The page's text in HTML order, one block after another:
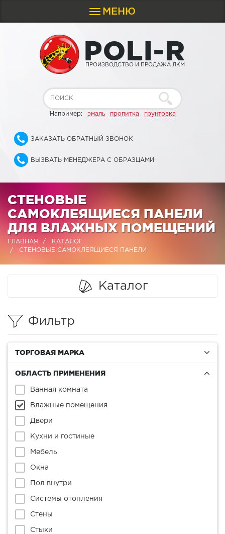
Toggle
navigation
МЕНЮ
POLI-R
ПРОИЗВОДСТВО И ПРОДАЖА ЛКМ
Например: эмаль пропитка грунтовка
ЗАКАЗАТЬ ОБРАТНЫЙ ЗВОНОК
ВЫЗВАТЬ МЕНЕДЖЕРА С ОБРАЗЦАМИ
СТЕНОВЫЕ
САМОКЛЕЯЩИЕСЯ ПАНЕЛИ
ДЛЯ ВЛАЖНЫХ ПОМЕЩЕНИЙ
ГЛАВНАЯ
КАТАЛОГ
СТЕНОВЫЕ САМОКЛЕЯЩИЕСЯ ПАНЕЛИ
Каталог
Фильтр
ТОРГОВАЯ МАРКА
ОБЛАСТЬ ПРИМЕНЕНИЯ
Ванная комната
Влажные помещения
Двери
Кухни и гостиные
Мебель
Окна
Пол внутри
Системы отопления
Стены
Стыки